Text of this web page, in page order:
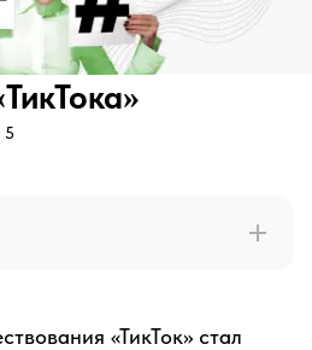
5
«ТикТок» стал